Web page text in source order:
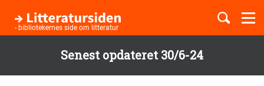
Senest opdateret 30/6-24
- bibliotekernes side om litteratur
Børnebøger